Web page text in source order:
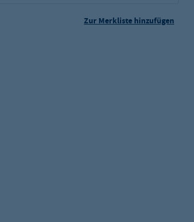
Zur Merkliste hinzufügen